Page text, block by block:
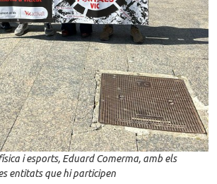
i esports, Eduard Comerma, amb els
entitats que hi participen